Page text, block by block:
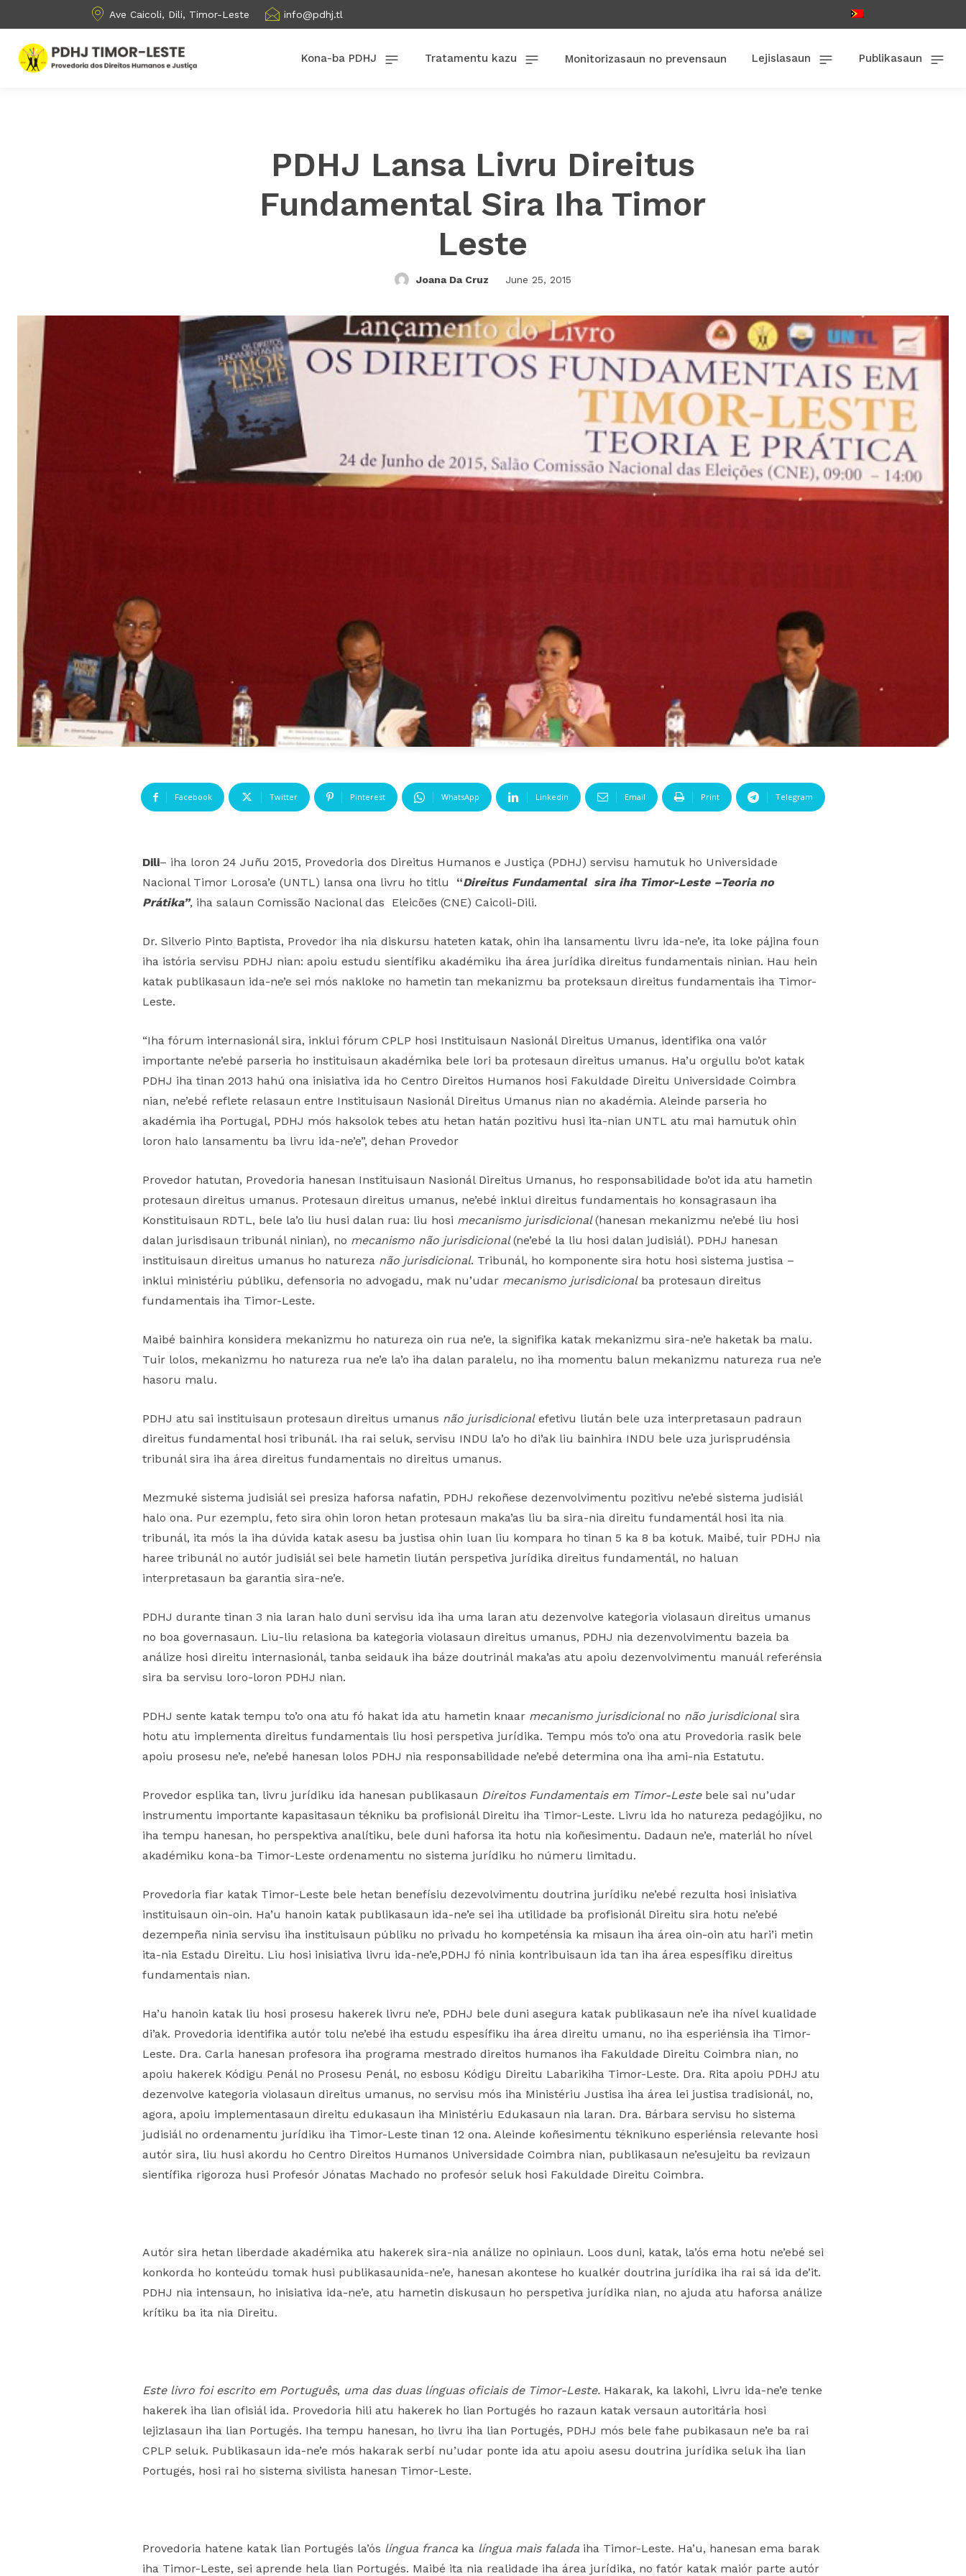
Ave Caicoli, Dili, Timor-Leste info@pdhj.tl
Kona-ba PDHJ Tratamentu kazu Monitorizasaun no prevensaun Lejislasaun Publikasaun
PDHJ Lansa Livru Direitus
Fundamental Sira Iha Timor
Leste
Joana Da Cruz June 25, 2015
Facebook Twitter Pinterest WhatsApp Linkedin Email Print Telegram
Dili– iha loron 24 Juñu 2015, Provedoria dos Direitus Humanos e Justiça (PDHJ) servisu hamutuk ho Universidade
Nacional Timor Lorosa’e (UNTL) lansa ona livru ho titlu “Direitus Fundamental sira iha Timor-Leste –Teoria no
Prátika”, iha salaun Comissão Nacional das Eleicões (CNE) Caicoli-Dili.
Dr. Silverio Pinto Baptista, Provedor iha nia diskursu hateten katak, ohin iha lansamentu livru ida-ne’e, ita loke pájina foun
iha istória servisu PDHJ nian: apoiu estudu sientífiku akadémiku iha área jurídika direitus fundamentais ninian. Hau hein
katak publikasaun ida-ne’e sei mós nakloke no hametin tan mekanizmu ba proteksaun direitus fundamentais iha Timor-
Leste.
“Iha fórum internasionál sira, inklui fórum CPLP hosi Instituisaun Nasionál Direitus Umanus, identifika ona valór
importante ne’ebé parseria ho instituisaun akadémika bele lori ba protesaun direitus umanus. Ha’u orgullu bo’ot katak
PDHJ iha tinan 2013 hahú ona inisiativa ida ho Centro Direitos Humanos hosi Fakuldade Direitu Universidade Coimbra
nian, ne’ebé reflete relasaun entre Instituisaun Nasionál Direitus Umanus nian no akadémia. Aleinde parseria ho
akadémia iha Portugal, PDHJ mós haksolok tebes atu hetan hatán pozitivu husi ita-nian UNTL atu mai hamutuk ohin
loron halo lansamentu ba livru ida-ne’e”, dehan Provedor
Provedor hatutan, Provedoria hanesan Instituisaun Nasionál Direitus Umanus, ho responsabilidade bo’ot ida atu hametin
protesaun direitus umanus. Protesaun direitus umanus, ne’ebé inklui direitus fundamentais ho konsagrasaun iha
Konstituisaun RDTL, bele la’o liu husi dalan rua: liu hosi mecanismo jurisdicional(hanesan mekanizmu ne’ebé liu hosi
dalan jurisdisaun tribunál ninian), no mecanismo não jurisdicional(ne’ebé la liu hosi dalan judisiál). PDHJ hanesan
instituisaun direitus umanus ho natureza não jurisdicional. Tribunál, ho komponente sira hotu hosi sistema justisa –
inklui ministériu públiku, defensoria no advogadu, mak nu’udar mecanismo jurisdicionalba protesaun direitus
fundamentais iha Timor-Leste.
Maibé bainhira konsidera mekanizmu ho natureza oin rua ne’e, la signifika katak mekanizmu sira-ne’e haketak ba malu.
Tuir lolos, mekanizmu ho natureza rua ne’e la’o iha dalan paralelu, no iha momentu balun mekanizmu natureza rua ne’e
hasoru malu.
PDHJ atu sai instituisaun protesaun direitus umanus não jurisdicionalefetivu liután bele uza interpretasaun padraun
direitus fundamental hosi tribunál. Iha rai seluk, servisu INDU la’o ho di’ak liu bainhira INDU bele uza jurisprudénsia
tribunál sira iha área direitus fundamentais no direitus umanus.
Mezmuké sistema judisiál sei presiza haforsa nafatin, PDHJ rekoñese dezenvolvimentu pozitivu ne’ebé sistema judisiál
halo ona. Pur ezemplu, feto sira ohin loron hetan protesaun maka’as liu ba sira-nia direitu fundamentál hosi ita nia
tribunál, ita mós la iha dúvida katak asesu ba justisa ohin luan liu kompara ho tinan 5 ka 8 ba kotuk. Maibé, tuir PDHJ nia
haree tribunál no autór judisiál sei bele hametin liután perspetiva jurídika direitus fundamentál, no haluan
interpretasaun ba garantia sira-ne’e.
PDHJ durante tinan 3 nia laran halo duni servisu ida iha uma laran atu dezenvolve kategoria violasaun direitus umanus
no boa governasaun. Liu-liu relasiona ba kategoria violasaun direitus umanus, PDHJ nia dezenvolvimentu bazeia ba
análize hosi direitu internasionál, tanba seidauk iha báze doutrinál maka’as atu apoiu dezenvolvimentu manuál referénsia
sira ba servisu loro-loron PDHJ nian.
PDHJ sente katak tempu to’o ona atu fó hakat ida atu hametin knaar mecanismo jurisdicional no não jurisdicionalsira
hotu atu implementa direitus fundamentais liu hosi perspetiva jurídika. Tempu mós to’o ona atu Provedoria rasik bele
apoiu prosesu ne’e, ne’ebé hanesan lolos PDHJ nia responsabilidade ne’ebé determina ona iha ami-nia Estatutu.
Provedor esplika tan, livru jurídiku ida hanesan publikasaun Direitos Fundamentais em Timor-Leste bele sai nu’udar
instrumentu importante kapasitasaun tékniku ba profisionál Direitu iha Timor-Leste. Livru ida ho natureza pedagójiku, no
iha tempu hanesan, ho perspektiva analítiku, bele duni haforsa ita hotu nia koñesimentu. Dadaun ne’e, materiál ho nível
akadémiku kona-ba Timor-Leste ordenamentu no sistema jurídiku ho númeru limitadu.
Provedoria fiar katak Timor-Leste bele hetan benefísiu dezevolvimentu doutrina jurídiku ne’ebé rezulta hosi inisiativa
instituisaun oin-oin. Ha’u hanoin katak publikasaun ida-ne’e sei iha utilidade ba profisionál Direitu sira hotu ne’ebé
dezempeña ninia servisu iha instituisaun públiku no privadu ho kompeténsia ka misaun iha área oin-oin atu hari’i metin
ita-nia Estadu Direitu. Liu hosi inisiativa livru ida-ne’e,PDHJ fó ninia kontribuisaun ida tan iha área espesífiku direitus
fundamentais nian.
Ha’u hanoin katak liu hosi prosesu hakerek livru ne’e, PDHJ bele duni asegura katak publikasaun ne’e iha nível kualidade
di’ak. Provedoria identifika autór tolu ne’ebé iha estudu espesífiku iha área direitu umanu, no iha esperiénsia iha Timor-
Leste. Dra. Carla hanesan profesora iha programa mestrado direitos humanos iha Fakuldade Direitu Coimbra nian, no
apoiu hakerek Kódigu Penál no Prosesu Penál, no esbosu Kódigu Direitu Labarikiha Timor-Leste. Dra. Rita apoiu PDHJ atu
dezenvolve kategoria violasaun direitus umanus, no servisu mós iha Ministériu Justisa iha área lei justisa tradisionál, no,
agora, apoiu implementasaun direitu edukasaun iha Ministériu Edukasaun nia laran. Dra. Bárbara servisu ho sistema
judisiál no ordenamentu jurídiku iha Timor-Leste tinan 12 ona. Aleinde koñesimentu téknikuno esperiénsia relevante hosi
autór sira, liu husi akordu ho Centro Direitos Humanos Universidade Coimbra nian, publikasaun ne’esujeitu ba revizaun
sientífika rigoroza husi Profesór Jónatas Machado no profesór seluk hosi Fakuldade Direitu Coimbra.
Autór sira hetan liberdade akadémika atu hakerek sira-nia análize no opiniaun. Loos duni, katak, la’ós ema hotu ne’ebé sei
konkorda ho konteúdu tomak husi publikasaunida-ne’e, hanesan akontese ho kualkér doutrina jurídika iha rai sá ida de’it.
PDHJ nia intensaun, ho inisiativa ida-ne’e, atu hametin diskusaun ho perspetiva jurídika nian, no ajuda atu haforsa análize
krítiku ba ita nia Direitu.
Este livro foi escrito em Português, uma das duas línguas oficiais de Timor-Leste. Hakarak, ka lakohi, Livru ida-ne’e tenke
hakerek iha lian ofisiál ida. Provedoria hili atu hakerek ho lian Portugés ho razaun katak versaun autoritária hosi
lejizlasaun iha lian Portugés. Iha tempu hanesan, ho livru iha lian Portugés, PDHJ mós bele fahe pubikasaun ne’e ba rai
CPLP seluk. Publikasaun ida-ne’e mós hakarak serbí nu’udar ponte ida atu apoiu asesu doutrina jurídika seluk iha lian
Portugés, hosi rai ho sistema sivilista hanesan Timor-Leste.
Provedoria hatene katak lian Portugés la’ós língua franca ka língua mais falada iha Timor-Leste. Ha’u, hanesan ema barak
iha Timor-Leste, sei aprende hela lian Portugés. Maibé ita nia realidade iha área jurídika, no fatór katak maiór parte autór